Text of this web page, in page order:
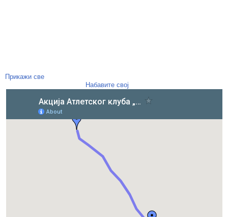
Прикажи све
Набавите свој